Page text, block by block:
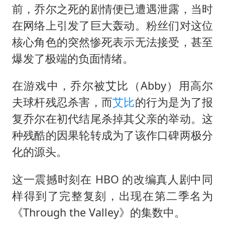
前，乔尔之死的剧情便已遭遇泄露，当时
在网络上引发了巨大轰动。粉丝们对这位
核心角色的突然惨死表示无法接受，甚至
爆发了极端的负面情绪。
在游戏中，乔尔被艾比（Abby）用高尔
夫球杆残忍杀害，而艾比的行为是为了报
复乔尔在初代结尾杀掉其父亲的举动。这
种残酷的因果轮转成为了该作口碑两极分
化的源头。
这一震撼时刻在 HBO 的改编真人剧中同
样得到了完整复刻，出现在第二季名为
《Through the Valley》的集数中。